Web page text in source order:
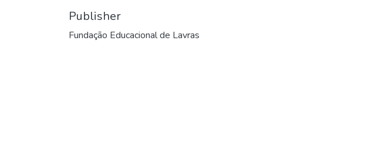
Publisher
Fundação Educacional de Lavras